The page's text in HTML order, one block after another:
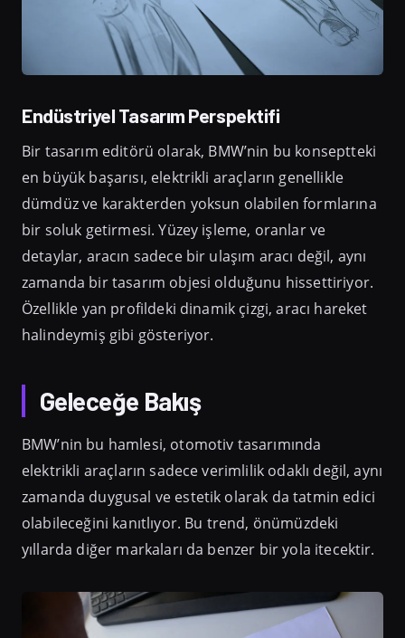
Endüstriyel Tasarım Perspektifi
Bir tasarım editörü olarak, BMW’nin bu konseptteki
en büyük başarısı, elektrikli araçların genellikle
dümdüz ve karakterden yoksun olabilen formlarına
bir soluk getirmesi. Yüzey işleme, oranlar ve
detaylar, aracın sadece bir ulaşım aracı değil, aynı
zamanda bir tasarım objesi olduğunu hissettiriyor.
Özellikle yan profildeki dinamik çizgi, aracı hareket
halindeymiş gibi gösteriyor.
Geleceğe Bakış
BMW’nin bu hamlesi, otomotiv tasarımında
elektrikli araçların sadece verimlilik odaklı değil, aynı
zamanda duygusal ve estetik olarak da tatmin edici
olabileceğini kanıtlıyor. Bu trend, önümüzdeki
yıllarda diğer markaları da benzer bir yola itecektir.